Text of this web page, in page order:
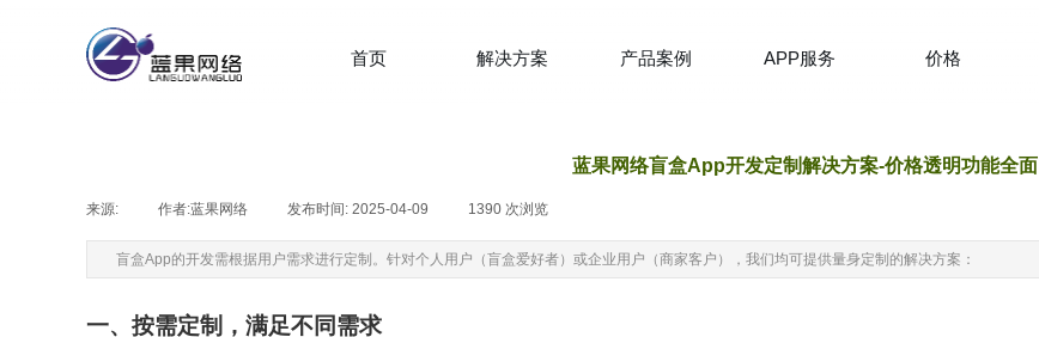
首页 解决方案 产品案例 APP服务 价格
蓝果网络盲盒App开发定制解决方案-价格透明功能全面
来源: 作者:蓝果网络 发布时间: 2025-04-09 1390 次浏览
盲盒App的开发需根据用户需求进行定制。针对个人用户（盲盒爱好者）或企业用户（商家客户），我们均可提供量身定制的解决方案：
一、按需定制，满足不同需求